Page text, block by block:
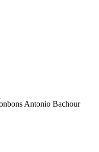
Antonio Bachour